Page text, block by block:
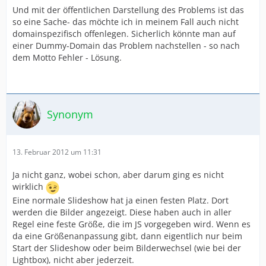
Und mit der öffentlichen Darstellung des Problems ist das
so eine Sache- das möchte ich in meinem Fall auch nicht
domainspezifisch offenlegen. Sicherlich könnte man auf
einer Dummy-Domain das Problem nachstellen - so nach
dem Motto Fehler - Lösung.
Synonym
13. Februar 2012 um 11:31
Ja nicht ganz, wobei schon, aber darum ging es nicht
wirklich
Eine normale Slideshow hat ja einen festen Platz. Dort
werden die Bilder angezeigt. Diese haben auch in aller
Regel eine feste Größe, die im JS vorgegeben wird. Wenn es
da eine Größenanpassung gibt, dann eigentlich nur beim
Start der Slideshow oder beim Bilderwechsel (wie bei der
Lightbox), nicht aber jederzeit.